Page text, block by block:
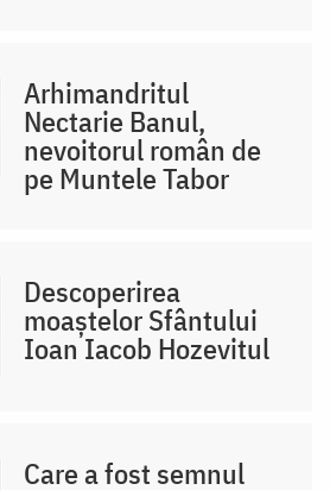
Arhimandritul
Nectarie Banul,
nevoitorul român de
pe Muntele Tabor
Descoperirea
moaștelor Sfântului
Ioan Iacob Hozevitul
Care a fost semnul